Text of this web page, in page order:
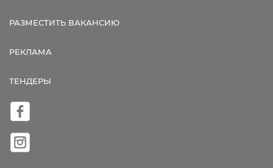
РАЗМЕСТИТЬ ВАКАНСИЮ
РЕКЛАМА
ТЕНДЕРЫ